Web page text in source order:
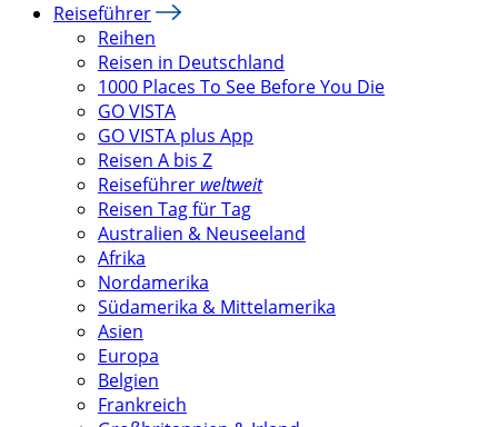
Reiseführer
Reihen
Reisen in Deutschland
1000 Places To See Before You Die
GO VISTA
GO VISTA plus App
Reisen A bis Z
Reiseführer weltweit
Reisen Tag für Tag
Australien & Neuseeland
Afrika
Nordamerika
Südamerika & Mittelamerika
Asien
Europa
Belgien
Frankreich